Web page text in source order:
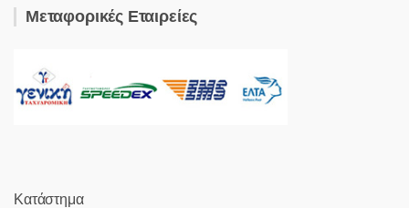
Μεταφορικές Εταιρείες
Κατάστημα